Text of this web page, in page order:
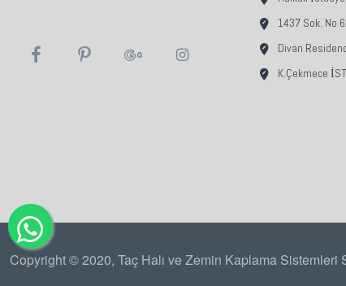
1437 Sok. No
Divan
K.Çekmece
Copyright © 2020, Taç Halı ve Zemin Kaplama Sistemleri